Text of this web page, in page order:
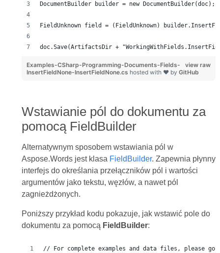
DocumentBuilder builder = new DocumentBuilder(doc);
FieldUnknown field = (FieldUnknown)
doc.Save(ArtifactsDir +
view raw
Examples-CSharp-Programming-Documents-Fields-
InsertFieldNone-InsertFieldNone.cs hosted with ❤ by GitHub
Wstawianie pól do dokumentu za
pomocą FieldBuilder
Alternatywnym sposobem wstawiania pól w
Aspose.Words jest klasa FieldBuilder. Zapewnia płynny
interfejs do określania przełączników pól i wartości
argumentów jako tekstu, węzłów, a nawet pól
zagnieżdżonych.
Poniższy przykład kodu pokazuje, jak wstawić pole do
dokumentu za pomocą FieldBuilder:
// For complete examples and data files, please go